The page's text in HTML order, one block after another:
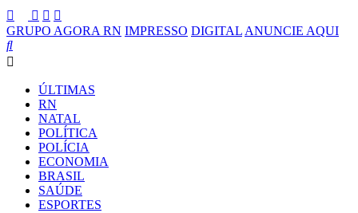
GRUPO AGORA RN IMPRESSO DIGITAL ANUNCIE AQUI
ÚLTIMAS
RN
NATAL
POLÍTICA
POLÍCIA
ECONOMIA
BRASIL
SAÚDE
ESPORTES